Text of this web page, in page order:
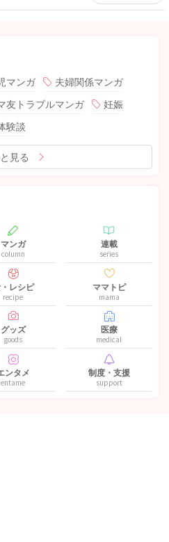
マンガ
夫婦関係マンガ
友トラブルマンガ
妊娠
験談
見る
マンガ
column
連載
series
レシピ
recipe
ママトピ
mama
グッズ
goods
医療
medical
ンタメ
entame
制度・支援
support